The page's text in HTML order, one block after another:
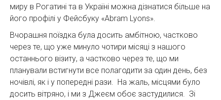
миру в Рогатині та в Україні можна дізнатися більше на
його профілі у Фейсбуку «Abram Lyons».
Вчорашня поїздка була досить амбітною, частково
через те, що уже минуло чотири місяці з нашого
останнього візиту, а частково через те, що ми
планували встигнути все полагодити за один день, без
ночівлі, як і у попередні рази. На жаль, місцями було
досить вітряно, і ми з Джеєм обоє застудилися. Зі